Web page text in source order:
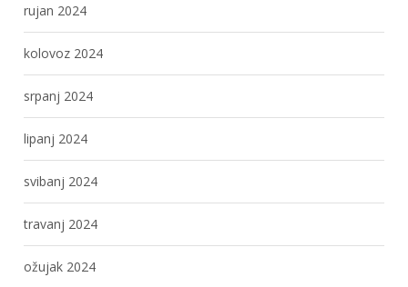
rujan 2024
kolovoz 2024
srpanj 2024
lipanj 2024
svibanj 2024
travanj 2024
ožujak 2024